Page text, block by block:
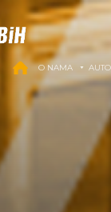
O NAMA